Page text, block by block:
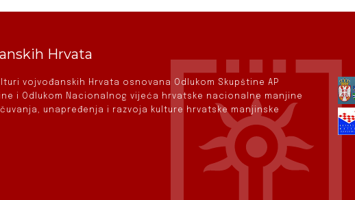
Hrvata
vojvođanskih Hrvata osnovana Odlukom Skupštine AP
i Odlukom Nacionalnog vijeća hrvatske nacionalne manjine
unapređenja i razvoja kulture hrvatske manjinske